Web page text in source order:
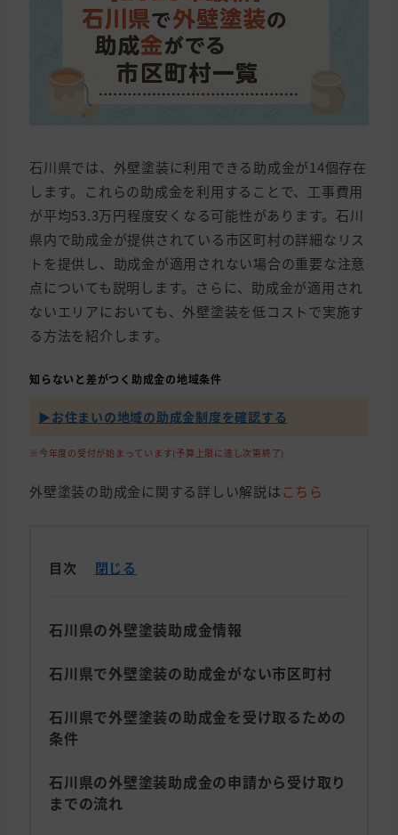
石川県では、外壁塗装に利用できる助成金が14個存在
します。これらの助成金を利用することで、工事費用
が平均53.3万円程度安くなる可能性があります。石川
県内で助成金が提供されている市区町村の詳細なリス
トを提供し、助成金が適用されない場合の重要な注意
点についても説明します。さらに、助成金が適用され
ないエリアにおいても、外壁塗装を低コストで実施す
る方法を紹介します。
知らないと差がつく助成金の地域条件
▶︎お住まいの地域の助成金制度を確認する
※今年度の受付が始まっています(予算上限に達し次第終了)
外壁塗装の助成金に関する詳しい解説は こちら
目次 閉じる
石川県の外壁塗装助成金情報
石川県で外壁塗装の助成金がない市区町村
石川県で外壁塗装の助成金を受け取るための
条件
石川県の外壁塗装助成金の申請から受け取り
までの流れ